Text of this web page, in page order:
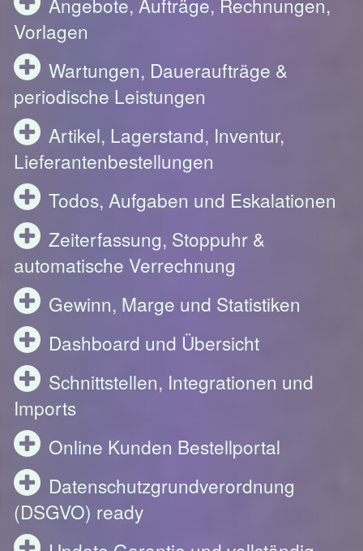
Vorlagen
Wartungen, Daueraufträge &
periodische Leistungen
Artikel, Lagerstand, Inventur,
Lieferantenbestellungen
Todos, Aufgaben und Eskalationen
Zeiterfassung, Stoppuhr &
automatische Verrechnung
Gewinn, Marge und Statistiken
Dashboard und Übersicht
Schnittstellen, Integrationen und
Imports
Online Kunden Bestellportal
Datenschutzgrundverordnung
(DSGVO) ready